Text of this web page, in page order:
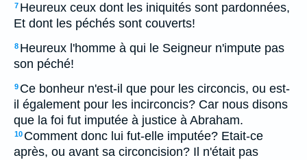
7 Heureux ceux dont les iniquités sont pardonnées,
Et dont les péchés sont couverts!
8 Heureux l'homme à qui le Seigneur n'impute pas
son péché!
9 Ce bonheur n'est-il que pour les circoncis, ou est-
il également pour les incirconcis? Car nous disons
que la foi fut imputée à justice à Abraham.
10 Comment donc lui fut-elle imputée? Etait-ce
après, ou avant sa circoncision? Il n'était pas